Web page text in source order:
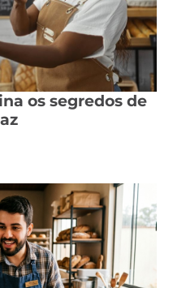
os segredos de